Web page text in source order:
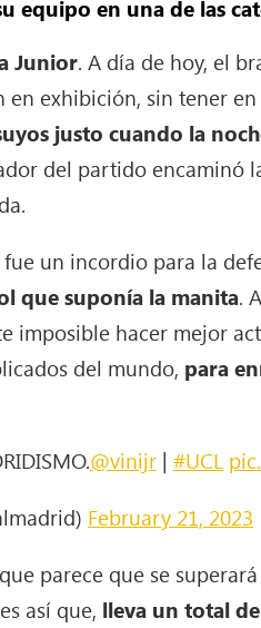
equipo en una de las
Junior. A día de hoy, el
exhibición, sin tener
justo cuando la
del partido encaminó
un incordio para la
que suponía la manita.
imposible hacer mejor
del mundo, para
@vinijr| #UCL
February 21, 2023
parece que se
así que, lleva un total